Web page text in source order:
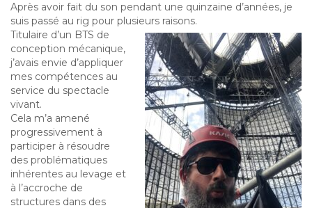
Après avoir fait du son pendant une quinzaine d’années, je
suis passé au rig pour plusieurs raisons.
Titulaire d’un BTS de
conception mécanique,
j’avais envie d’appliquer
mes compétences au
service du spectacle
vivant.
Cela m’a amené
progressivement à
participer à résoudre
des problématiques
inhérentes au levage et
à l’accroche de
structures dans des